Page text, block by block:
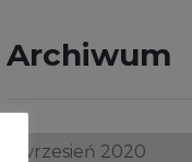
Archiwum
Archiwum